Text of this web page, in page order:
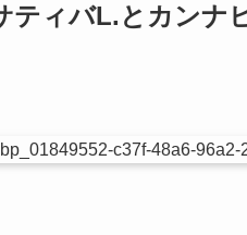
ティバL.とカン